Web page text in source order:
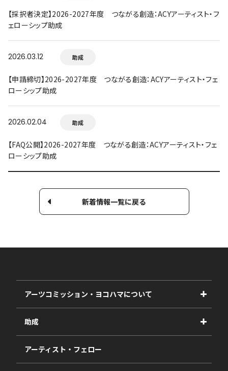
【採択者決定】2026-2027年度 つながる創造：ACYアーティスト・フ
ェローシップ助成
2026.03.12 助成
【申請締切】2026-2027年度 つながる創造：ACYアーティスト・フェ
ローシップ助成
2026.02.04 助成
【FAQ公開】2026-2027年度 つながる創造：ACYアーティスト・フェ
ローシップ助成
新着情報一覧に戻る
アーツコミッション・ヨコハマについて
事業紹介
事業報告書
助成
2027年度
2026年度
アーティスト・フェロー